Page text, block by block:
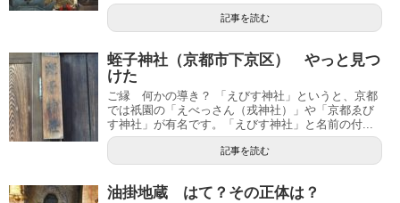
記事を読む
蛭子神社（京都市下京区） やっと見つ
けた
ご縁 何かの導き？ 「えびす神社」というと、京都
では祇園の「えべっさん（戎神社）」や「京都ゑび
す神社」が有名です。「えびす神社」と名前の付...
記事を読む
油掛地蔵 はて？その正体は？